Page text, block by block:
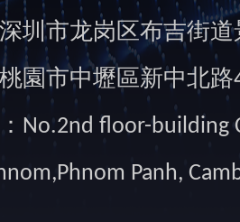
圳市龙岗区布吉街
園市中壢區新中北路
No.2nd floor-building
Panh,